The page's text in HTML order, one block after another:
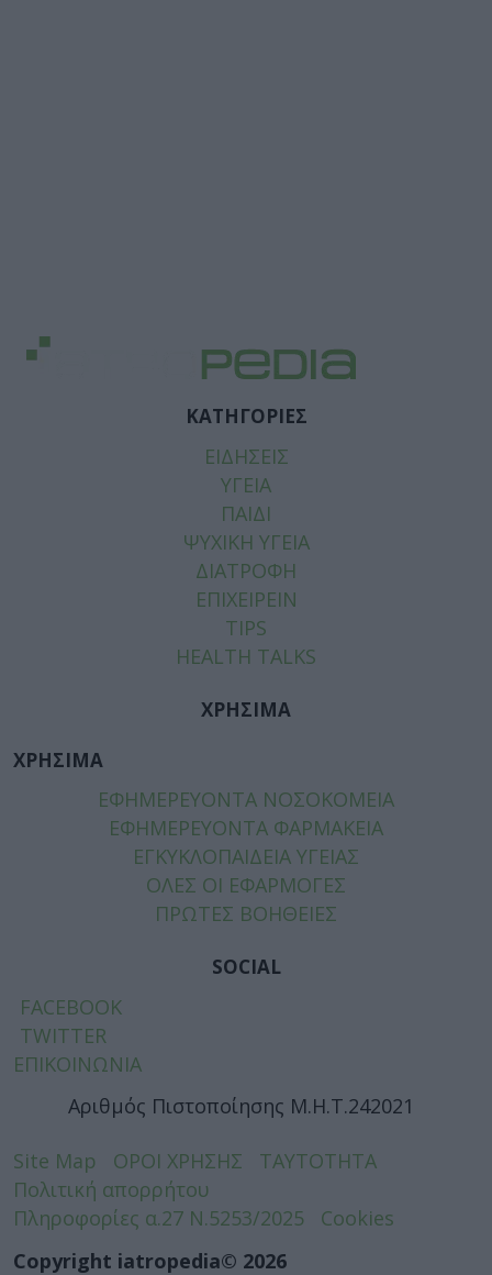
ΚΑΤΗΓΟΡΙΕΣ
ΕΙΔΗΣΕΙΣ
ΥΓΕΙΑ
ΠΑΙΔΙ
ΨΥΧΙΚΗ ΥΓΕΙΑ
ΔΙΑΤΡΟΦΗ
ΕΠΙΧΕΙΡΕΙΝ
TIPS
HEALTH TALKS
ΧΡΗΣΙΜΑ
ΧΡΗΣΙΜΑ
ΕΦΗΜΕΡΕΥΟΝΤΑ ΝΟΣΟΚΟΜΕΙΑ
ΕΦΗΜΕΡΕΥΟΝΤΑ ΦΑΡΜΑΚΕΙΑ
ΕΓΚΥΚΛΟΠΑΙΔΕΙΑ ΥΓΕΙΑΣ
ΟΛΕΣ ΟΙ ΕΦΑΡΜΟΓΕΣ
ΠΡΩΤΕΣ ΒΟΗΘΕΙΕΣ
SOCIAL
FACEBOOK
TWITTER
ΕΠΙΚΟΙΝΩΝΙΑ
Αριθμός Πιστοποίησης Μ.Η.Τ.242021
Site Map ΟΡΟΙ ΧΡΗΣΗΣ
ΤΑΥΤΟΤΗΤΑ
Πολιτική απορρήτου
Πληροφορίες α.27 Ν.5253/2025
Cookies
Copyright iatropedia© 2026